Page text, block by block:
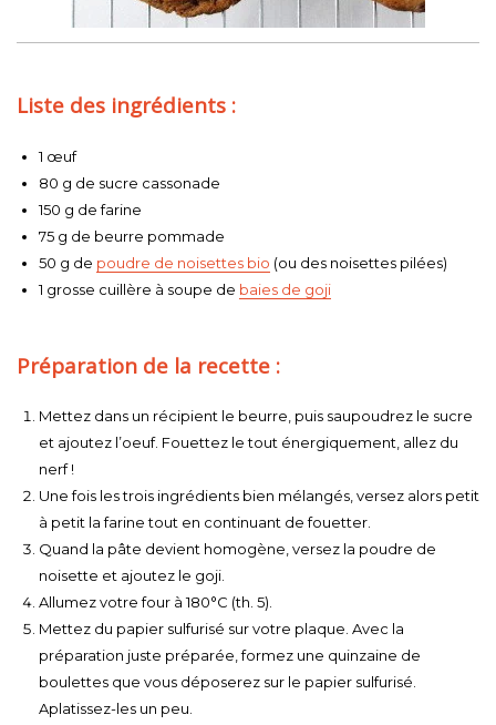
Liste des ingrédients :
1 œuf
80 g de sucre cassonade
150 g de farine
75 g de beurre pommade
50 g de poudre de noisettes bio (ou des noisettes pilées)
1 grosse cuillère à soupe de baies de goji
Préparation de la recette :
Mettez dans un récipient le beurre, puis saupoudrez le sucre
et ajoutez l’oeuf. Fouettez le tout énergiquement, allez du
nerf !
Une fois les trois ingrédients bien mélangés, versez alors petit
à petit la farine tout en continuant de fouetter.
Quand la pâte devient homogène, versez la poudre de
noisette et ajoutez le goji.
Allumez votre four à 180°C (th. 5).
Mettez du papier sulfurisé sur votre plaque. Avec la
préparation juste préparée, formez une quinzaine de
boulettes que vous déposerez sur le papier sulfurisé.
Aplatissez-les un peu.